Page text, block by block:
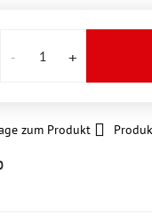
zum Produkt